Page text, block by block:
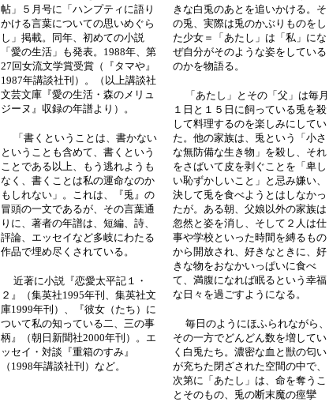
帖」５月号に「ハンプティに語り
かける言葉についての思いめぐら
し」掲載。同年、初めての小説
「愛の生活」も発表。1988年、第
27回女流文学賞受賞（『タマや』
1987年講談社刊）。（以上講談社
文芸文庫『愛の生活・森のメリュ
ジーヌ』収録の年譜より）。
「書くということは、書かない
ということも含めて、書くという
ことである以上、もう逃れようも
なく、書くことは私の運命なのか
もしれない」。これは、『兎』の
冒頭の一文であるが、その言葉通
りに、著者の年譜は、短編、詩、
評論、エッセイなど多岐にわたる
作品で埋め尽くされている。
近著に小説『恋愛太平記１・
２』（集英社1995年刊、集英社文
庫1999年刊）、『彼女（たち）に
ついて私の知っている二、三の事
柄』（朝日新聞社2000年刊）。エ
ッセイ・対談『重箱のすみ』
（1998年講談社刊）など。
きな白兎のあとを追いかける。そ
の兎、実際は兎のかぶりものをし
た少女＝「あたし」は「私」にな
ぜ自分がそのような姿をしている
のかを物語る。
「あたし」とその「父」は毎月
１日と１５日に飼っている兎を殺
して料理するのを楽しみにしてい
た。他の家族は、兎という「小さ
な無防備な生き物」を殺し、それ
をさばいて皮を剥ぐことを「卑し
い恥ずかしいこと」と忌み嫌い、
決して兎を食べようとはしなかっ
たが。ある朝、父娘以外の家族は
忽然と姿を消し、そして２人は仕
事や学校といった時間を縛るもの
から開放され、好きなときに、好
きな物をおなかいっぱいに食べ
て、満腹になれば眠るという幸福
な日々を過ごすようになる。
毎日のようにほふられながら、
その一方でどんどん数を増してい
く白兎たち。濃密な血と獣の匂い
が充ちた閉ざされた空間の中で、
次第に「あたし」は、命を奪うこ
とそのもの、兎の断末魔の痙攣